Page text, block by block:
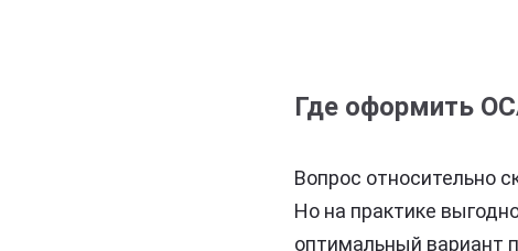
Где оформить
Вопрос относительно
Но на практике
оптимальный вариант